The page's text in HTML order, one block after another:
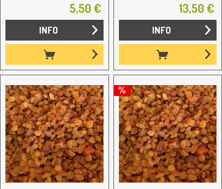
5,50 €
INFO
13,50 €
INFO